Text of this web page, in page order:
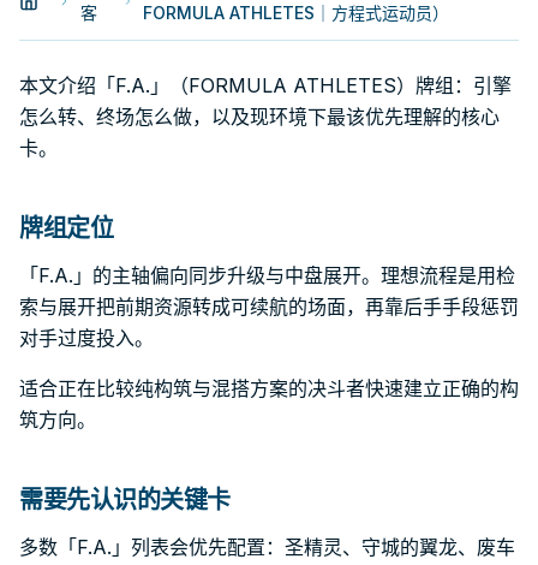
客
FORMULA ATHLETES｜方程式运动员）
本文介绍「F.A.」（FORMULA ATHLETES）牌组：引擎
怎么转、终场怎么做，以及现环境下最该优先理解的核心
卡。
牌组定位
「F.A.」的主轴偏向同步升级与中盘展开。理想流程是用检
索与展开把前期资源转成可续航的场面，再靠后手手段惩罚
对手过度投入。
适合正在比较纯构筑与混搭方案的决斗者快速建立正确的构
筑方向。
需要先认识的关键卡
多数「F.A.」列表会优先配置：圣精灵、守城的翼龙、废车